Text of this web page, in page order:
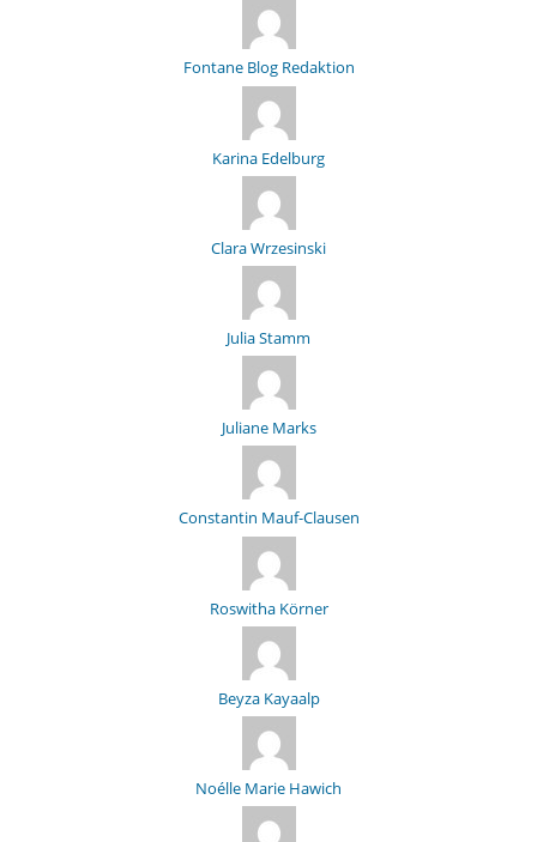
Fontane Blog Redaktion
Karina Edelburg
Clara Wrzesinski
Julia Stamm
Juliane Marks
Constantin Mauf-Clausen
Roswitha Körner
Beyza Kayaalp
Noélle Marie Hawich